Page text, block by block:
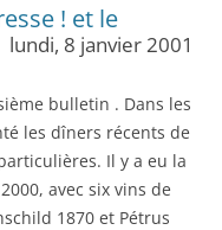
! et le
lundi, 8 janvier 2001
bulletin . Dans les
les dîners récents de
Il y a eu la
avec six vins de
1870 et Pétrus